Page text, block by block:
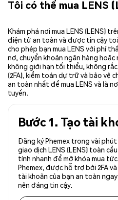
Tôi có thể mua LENS
Khám phá nơi mua LENS (LENS)
điện tử an toàn và được tin cậy
cho phép bạn mua LENS với phí
nợ, chuyển khoản ngân hàng
không giới hạn tối thiểu, không
(2FA), kiểm toán dự trữ và bảo vệ
an toàn nhất để mua LENS và là
tuyến.
Bước 1. Tạo tài
Đăng ký Phemex trong vài
giao dịch LENS (LENS) toàn
tính nhanh để mở khóa mua
Phemex, được hỗ trợ bởi 2FA
tài khoản của bạn an toàn
nên đáng tin cậy.